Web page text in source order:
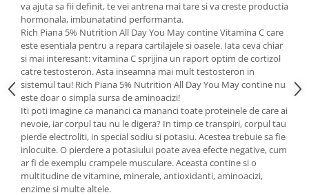
va ajuta sa fii definit, te vei antrena mai tare si va creste productia
hormonala, imbunatatind performanta.
Rich Piana 5% Nutrition All Day You May contine Vitamina C care
este esentiala pentru a repara cartilajele si oasele. Iata ceva chiar
si mai interesant: vitamina C sprijina un raport optim de cortizol
catre testosteron. Asta inseamna mai mult testosteron in
sistemul tau! Rich Piana 5% Nutrition All Day You May contine nu
este doar o simpla sursa de aminoacizi!
Iti poti imagine ca mananci ca mananci toate proteinele de care ai
nevoie, iar corpul tau nu le digera? In timp ce transpiri, corpul tau
pierde electroliti, in special sodiu si potasiu. Acestea trebuie sa fie
inlocuite. O pierdere a potasiului poate avea efecte negative, cum
ar fi de exemplu crampele musculare. Aceasta contine si o
multitudine de vitamine, minerale, antioxidanti, aminoacizi,
enzime si multe altele.